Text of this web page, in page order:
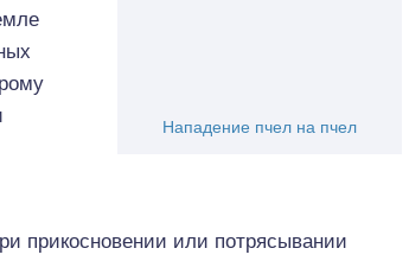
Нападение пчел на пчел
прикосновении или потрясывании